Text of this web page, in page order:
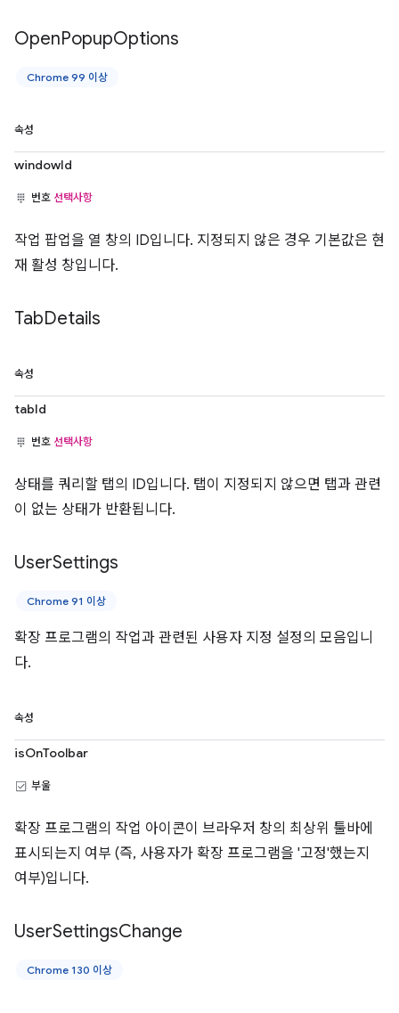
OpenPopupOptions
Chrome 99 이상
속성
windowId
번호 선택사항
작업 팝업을 열 창의 ID입니다. 지정되지 않은 경우 기본값은 현
재 활성 창입니다.
TabDetails
속성
tabId
번호 선택사항
상태를 쿼리할 탭의 ID입니다. 탭이 지정되지 않으면 탭과 관련
이 없는 상태가 반환됩니다.
UserSettings
Chrome 91 이상
확장 프로그램의 작업과 관련된 사용자 지정 설정의 모음입니
다.
속성
isOnToolbar
부울
확장 프로그램의 작업 아이콘이 브라우저 창의 최상위 툴바에
표시되는지 여부 (즉, 사용자가 확장 프로그램을 '고정'했는지
여부)입니다.
UserSettingsChange
Chrome 130 이상